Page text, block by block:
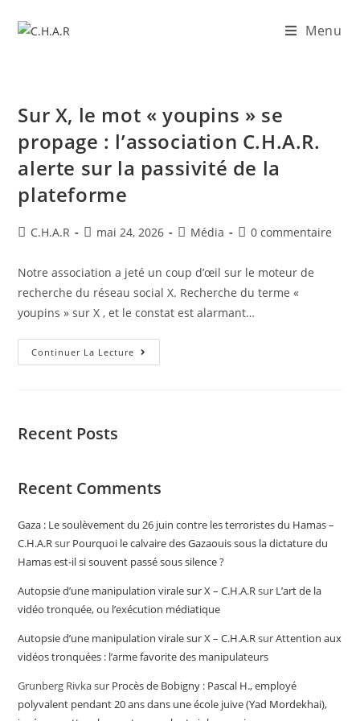
Menu
Sur X, le mot « youpins » se
propage : l’association C.H.A.R.
alerte sur la passivité de la
plateforme
C.H.A.R mai 24, 2026 Média 0 commentaire
Notre association a jeté un coup d’œil sur le moteur de
recherche du réseau social X. Recherche du terme «
youpins » sur X , et le constat est alarmant…
Continuer La Lecture
Recent Posts
Recent Comments
Gaza : Le soulèvement du 26 juin contre les terroristes du Hamas –
C.H.A.Rsur Pourquoi le calvaire des Gazaouis sous la dictature du
Hamas est-il si souvent passé sous silence ?
Autopsie d’une manipulation virale sur X – C.H.A.Rsur L’art de la
vidéo tronquée, ou l’exécution médiatique
Autopsie d’une manipulation virale sur X – C.H.A.RsurAttention aux
vidéos tronquées : l’arme favorite des manipulateurs
Grunberg Rivkasur Procès de Bobigny : Pascal H., employé
polyvalent pendant 20 ans dans une école juive (Yad Mordekhai),